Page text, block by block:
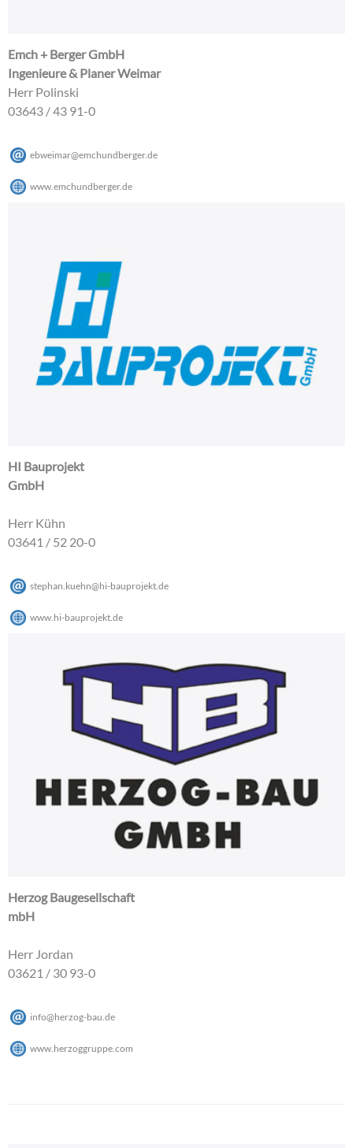
Emch + Berger GmbH
Ingenieure & Planer Weimar
Herr Polinski
03643 / 43 91-0
ebweimar@emchundberger.de
www.emchundberger.de
HI Bauprojekt
GmbH
Herr Kühn
03641 / 52 20-0
stephan.kuehn@hi-bauprojekt de
www.hi-bauprojekt.de
Herzog Baugesellschaft
mbH
Herr Jordan
03621 / 30 93-0
info@herzog-bau de
www.herzoggruppe.com